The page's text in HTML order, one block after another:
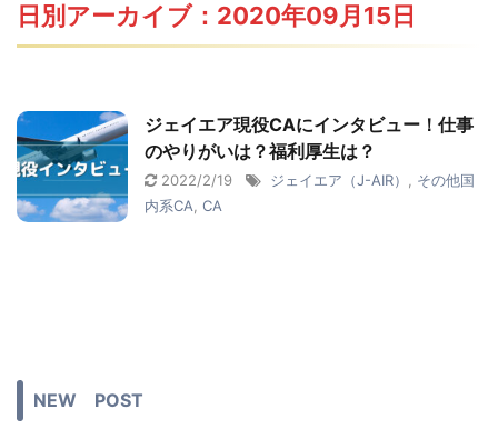
日別アーカイブ：2020年09月15日
ジェイエア現役CAにインタビュー！仕事
のやりがいは？福利厚生は？
2022/2/19 ジェイエア（J-AIR）
その他国
内系CA CA
NEW POST